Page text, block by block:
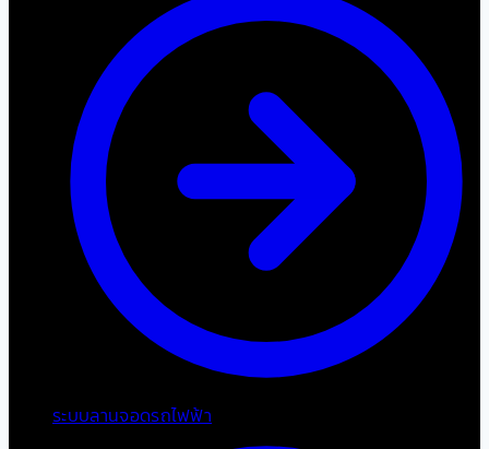
ระบบลานจอดรถไฟฟ้า